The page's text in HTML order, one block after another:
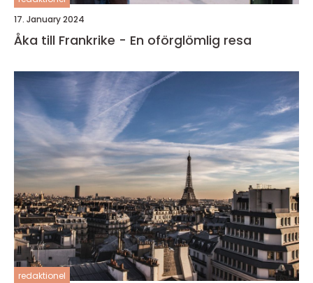
17. January 2024
Åka till Frankrike - En oförglömlig resa
redaktionel